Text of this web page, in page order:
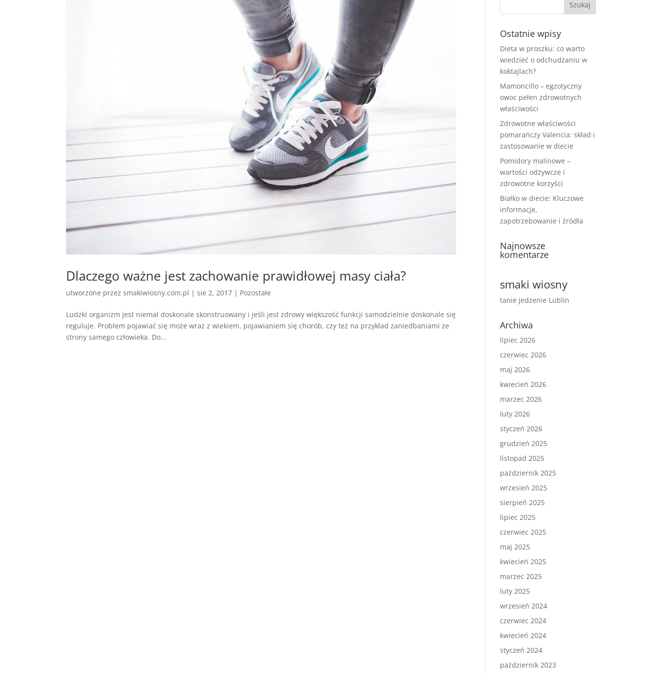
Dlaczego ważne jest zachowanie prawidłowej masy ciała?
utworzone przezsmakiwiosny.com.pl |sie 2, 2017 | Pozostałe
Ludzki organizm jest niemal doskonale skonstruowany i jeśli jest zdrowy większość funkcji samodzielnie doskonale się
reguluje. Problem pojawiać się może wraz z wiekiem, pojawianiem się chorób, czy też na przykład zaniedbaniami ze
strony samego człowieka. Do...
Ostatnie wpisy
Dieta w proszku: co warto
wiedzieć o odchudzaniu w
koktajlach?
Mamoncillo – egzotyczny
owoc pełen zdrowotnych
właściwości
Zdrowotne właściwości
pomarańczy Valencia: skład i
zastosowanie w diecie
Pomidory malinowe –
wartości odżywcze i
zdrowotne korzyści
Białko w diecie: Kluczowe
informacje,
zapotrzebowanie i źródła
Najnowsze
komentarze
smaki wiosny
tanie jedzenie Lublin
Archiwa
lipiec 2026
czerwiec 2026
maj 2026
kwiecień 2026
marzec 2026
luty 2026
styczeń 2026
grudzień 2025
listopad 2025
październik 2025
wrzesień 2025
sierpień 2025
lipiec 2025
czerwiec 2025
maj 2025
kwiecień 2025
marzec 2025
luty 2025
wrzesień 2024
czerwiec 2024
kwiecień 2024
styczeń 2024
październik 2023